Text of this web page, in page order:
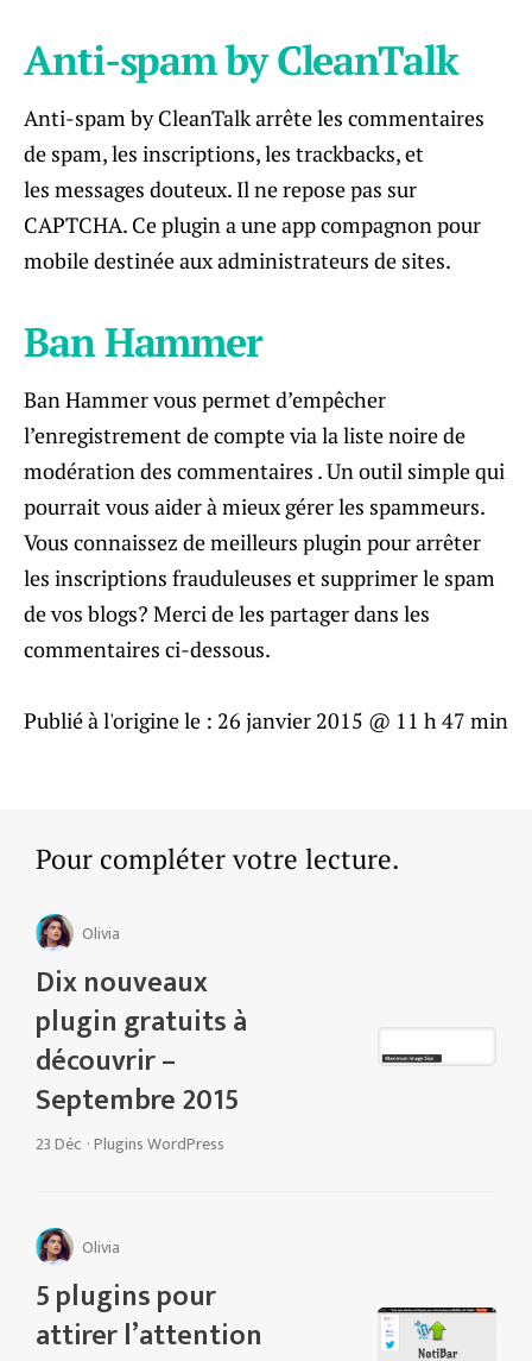
Anti-spam by CleanTalk
Anti-spam by CleanTalk arrête les commentaires
de spam, les inscriptions, les trackbacks, et
les messages douteux. Il ne repose pas sur
CAPTCHA. Ce plugin a une app compagnon pour
mobile destinée aux administrateurs de sites.
Ban Hammer
Ban Hammer vous permet d’empêcher
l’enregistrement de compte via la liste noire de
modération des commentaires . Un outil simple qui
pourrait vous aider à mieux gérer les spammeurs.
Vous connaissez de meilleurs plugin pour arrêter
les inscriptions frauduleuses et supprimer le spam
de vos blogs? Merci de les partager dans les
commentaires ci-dessous.
Publié à l'origine le : 26 janvier 2015 @ 11 h 47 min
Pour compléter votre lecture.
Olivia
Dix nouveaux
plugin gratuits à
découvrir –
Septembre 2015
23 Déc ·Plugins WordPress
Olivia
5 plugins pour
attirer l’attention